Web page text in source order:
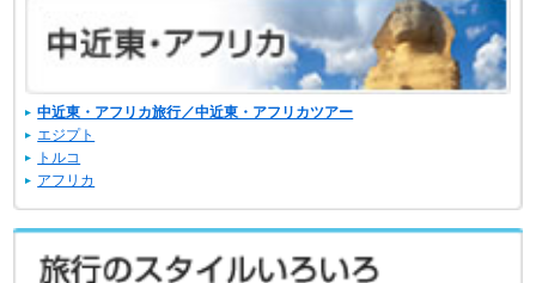
中近東・アフリカ旅行／中近東・アフリカツアー
エジプト
トルコ
アフリカ